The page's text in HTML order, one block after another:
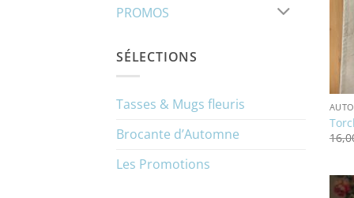
PROMOS
SÉLECTIONS
Tasses & Mugs fleuris
Brocante d’Automne
Les Promotions